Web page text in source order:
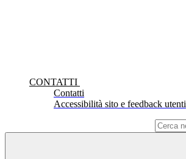
CONTATTI
Contatti
Accessibilità sito e feedback utenti